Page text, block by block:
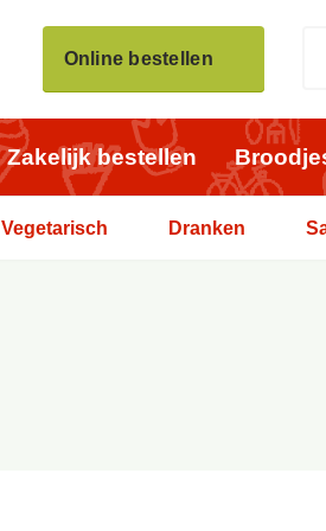
Online bestellen
Zakelijk bestellen
Vegetarisch Dranken